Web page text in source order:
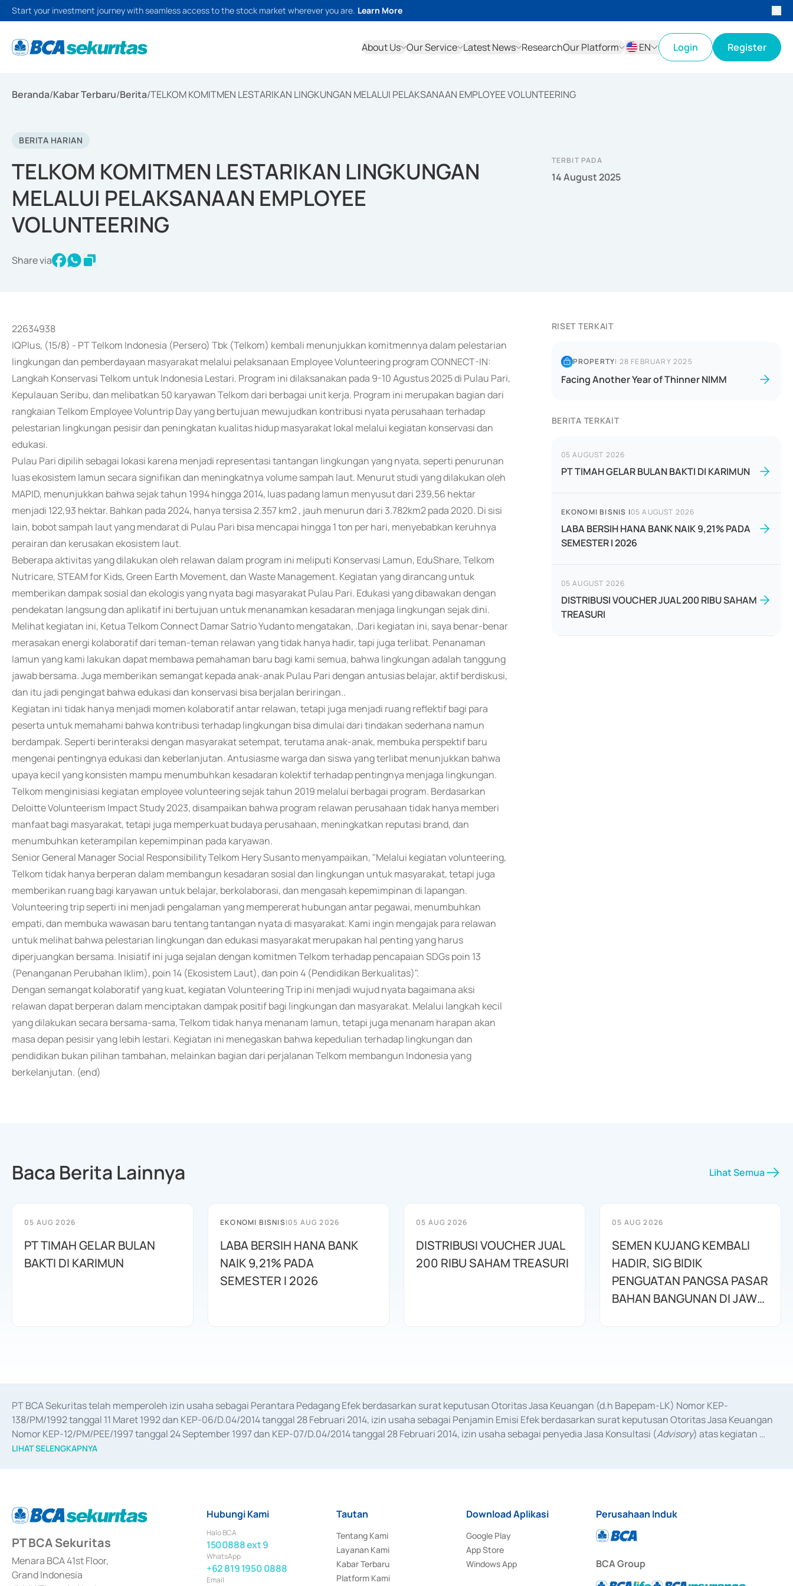
Start your investment journey with seamless access to the stock market wherever you are. Learn More
About Us Our Service Latest News ResearchOur Platform
EN
Login Register
Beranda/Kabar Terbaru/Berita/TELKOM KOMITMEN LESTARIKAN LINGKUNGAN MELALUI PELAKSANAAN EMPLOYEE VOLUNTEERING
BERITA HARIAN
TELKOM KOMITMEN LESTARIKAN LINGKUNGAN
MELALUI PELAKSANAAN EMPLOYEE
VOLUNTEERING
Share via
TERBIT PADA
14 August 2025
22634938
IQPlus, (15/8) - PT Telkom Indonesia (Persero) Tbk (Telkom) kembali menunjukkan komitmennya dalam pelestarian
lingkungan dan pemberdayaan masyarakat melalui pelaksanaan Employee Volunteering program CONNECT-IN:
Langkah Konservasi Telkom untuk Indonesia Lestari. Program ini dilaksanakan pada 9-10 Agustus 2025 di Pulau Pari,
Kepulauan Seribu, dan melibatkan 50 karyawan Telkom dari berbagai unit kerja. Program ini merupakan bagian dari
rangkaian Telkom Employee Voluntrip Day yang bertujuan mewujudkan kontribusi nyata perusahaan terhadap
pelestarian lingkungan pesisir dan peningkatan kualitas hidup masyarakat lokal melalui kegiatan konservasi dan
edukasi.
Pulau Pari dipilih sebagai lokasi karena menjadi representasi tantangan lingkungan yang nyata, seperti penurunan
luas ekosistem lamun secara signifikan dan meningkatnya volume sampah laut. Menurut studi yang dilakukan oleh
MAPID, menunjukkan bahwa sejak tahun 1994 hingga 2014, luas padang lamun menyusut dari 239,56 hektar
menjadi 122,93 hektar. Bahkan pada 2024, hanya tersisa 2.357 km2 , jauh menurun dari 3.782km2 pada 2020. Di sisi
lain, bobot sampah laut yang mendarat di Pulau Pari bisa mencapai hingga 1 ton per hari, menyebabkan keruhnya
perairan dan kerusakan ekosistem laut.
Beberapa aktivitas yang dilakukan oleh relawan dalam program ini meliputi Konservasi Lamun, EduShare, Telkom
Nutricare, STEAM for Kids, Green Earth Movement, dan Waste Management. Kegiatan yang dirancang untuk
memberikan dampak sosial dan ekologis yang nyata bagi masyarakat Pulau Pari. Edukasi yang dibawakan dengan
pendekatan langsung dan aplikatif ini bertujuan untuk menanamkan kesadaran menjaga lingkungan sejak dini.
Melihat kegiatan ini, Ketua Telkom Connect Damar Satrio Yudanto mengatakan, .Dari kegiatan ini, saya benar-benar
merasakan energi kolaboratif dari teman-teman relawan yang tidak hanya hadir, tapi juga terlibat. Penanaman
lamun yang kami lakukan dapat membawa pemahaman baru bagi kami semua, bahwa lingkungan adalah tanggung
jawab bersama. Juga memberikan semangat kepada anak-anak Pulau Pari dengan antusias belajar, aktif berdiskusi,
dan itu jadi pengingat bahwa edukasi dan konservasi bisa berjalan beriringan..
Kegiatan ini tidak hanya menjadi momen kolaboratif antar relawan, tetapi juga menjadi ruang reflektif bagi para
peserta untuk memahami bahwa kontribusi terhadap lingkungan bisa dimulai dari tindakan sederhana namun
berdampak. Seperti berinteraksi dengan masyarakat setempat, terutama anak-anak, membuka perspektif baru
mengenai pentingnya edukasi dan keberlanjutan. Antusiasme warga dan siswa yang terlibat menunjukkan bahwa
upaya kecil yang konsisten mampu menumbuhkan kesadaran kolektif terhadap pentingnya menjaga lingkungan.
Telkom menginisiasi kegiatan employee volunteering sejak tahun 2019 melalui berbagai program. Berdasarkan
Deloitte Volunteerism Impact Study 2023, disampaikan bahwa program relawan perusahaan tidak hanya memberi
manfaat bagi masyarakat, tetapi juga memperkuat budaya perusahaan, meningkatkan reputasi brand, dan
menumbuhkan keterampilan kepemimpinan pada karyawan.
Senior General Manager Social Responsibility Telkom Hery Susanto menyampaikan, "Melalui kegiatan volunteering,
Telkom tidak hanya berperan dalam membangun kesadaran sosial dan lingkungan untuk masyarakat, tetapi juga
memberikan ruang bagi karyawan untuk belajar, berkolaborasi, dan mengasah kepemimpinan di lapangan.
Volunteering trip seperti ini menjadi pengalaman yang mempererat hubungan antar pegawai, menumbuhkan
empati, dan membuka wawasan baru tentang tantangan nyata di masyarakat. Kami ingin mengajak para relawan
untuk melihat bahwa pelestarian lingkungan dan edukasi masyarakat merupakan hal penting yang harus
diperjuangkan bersama. Inisiatif ini juga sejalan dengan komitmen Telkom terhadap pencapaian SDGs poin 13
(Penanganan Perubahan Iklim), poin 14 (Ekosistem Laut), dan poin 4 (Pendidikan Berkualitas)".
Dengan semangat kolaboratif yang kuat, kegiatan Volunteering Trip ini menjadi wujud nyata bagaimana aksi
relawan dapat berperan dalam menciptakan dampak positif bagi lingkungan dan masyarakat. Melalui langkah kecil
yang dilakukan secara bersama-sama, Telkom tidak hanya menanam lamun, tetapi juga menanam harapan akan
masa depan pesisir yang lebih lestari. Kegiatan ini menegaskan bahwa kepedulian terhadap lingkungan dan
pendidikan bukan pilihan tambahan, melainkan bagian dari perjalanan Telkom membangun Indonesia yang
berkelanjutan. (end)
RISET TERKAIT
PROPERTY| 28 FEBRUARY 2025
Facing Another Year of Thinner NIMM
BERITA TERKAIT
05 AUGUST 2026
PT TIMAH GELAR BULAN BAKTI DI KARIMUN
EKONOMI BISNIS |05 AUGUST 2026
LABA BERSIH HANA BANK NAIK 9,21% PADA
SEMESTER I 2026
05 AUGUST 2026
DISTRIBUSI VOUCHER JUAL 200 RIBU SAHAM
TREASURI
Baca Berita Lainnya Lihat Semua
05 AUG 2026
PT TIMAH GELAR BULAN
BAKTI DI KARIMUN
EKONOMI BISNIS|05 AUG 2026
LABA BERSIH HANA BANK
NAIK 9,21% PADA
SEMESTER I 2026
05 AUG 2026
DISTRIBUSI VOUCHER JUAL
200 RIBU SAHAM TREASURI
05 AUG 2026
SEMEN KUJANG KEMBALI
HADIR, SIG BIDIK
PENGUATAN PANGSA PASAR
BAHAN BANGUNAN DI JAWA
PT BCA Sekuritas telah memperoleh izin usaha sebagai Perantara Pedagang Efek berdasarkan surat keputusan Otoritas Jasa Keuangan (d.h Bapepam-LK) Nomor KEP-
138/PM/1992 tanggal 11 Maret 1992 dan KEP-06/D.04/2014 tanggal 28 Februari 2014, izin usaha sebagai Penjamin Emisi Efek berdasarkan surat keputusan Otoritas Jasa Keuangan
Nomor KEP-12/PM/PEE/1997 tanggal 24 September 1997 dan KEP-07/D.04/2014 tanggal 28 Februari 2014, izin usaha sebagai penyedia Jasa Konsultasi (Advisory) atas kegiatan
merger, akuisisi, divestasi, dan
LIHAT SELENGKAPNYA
PT BCA Sekuritas
Menara BCA 41st Floor,
Grand Indonesia
Hubungi Kami
Halo BCA
1500888 ext 9
WhatsApp
+62 819 1950 0888
Email
Tautan
Tentang Kami
Layanan Kami
Kabar Terbaru
Platform Kami
Download Aplikasi
Google Play
App Store
Windows App
Perusahaan Induk
BCA Group